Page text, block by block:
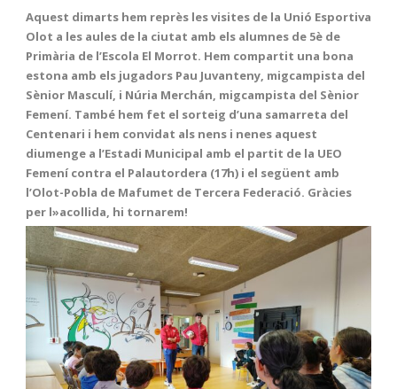
Aquest dimarts hem reprès les visites de la Unió Esportiva
Olot a les aules de la ciutat amb els alumnes de 5è de
Primària de l’Escola El Morrot. Hem compartit una bona
estona amb els jugadors Pau Juvanteny, migcampista del
Sènior Masculí, i Núria Merchán, migcampista del Sènior
Femení. També hem fet el sorteig d’una samarreta del
Centenari i hem convidat als nens i nenes aquest
diumenge a l’Estadi Municipal amb el partit de la UEO
Femení contra el Palautordera (17h) i el següent amb
l’Olot-Pobla de Mafumet de Tercera Federació. Gràcies
per l»acollida, hi tornarem!